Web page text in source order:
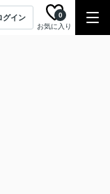
グイン
お気に入り
0